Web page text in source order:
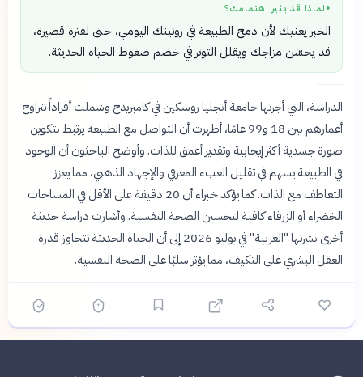
● لماذا قد يثير اهتمامك؟
الخبر يعنيك لأن دمج الطبيعة في روتينك اليومي، حتى لفترة قصيرة،
قد يحسّن مزاجك ويقلل التوتر في خضم ضغوط الحياة الحديثة.
الدراسة، التي أجرتها جامعة أنجليا روسكين في كامبريدج وشملت أفراداً تتراوح
أعمارهم بين 18 و99 عامًا، أظهرت أن التواصل مع الطبيعة يرتبط بتكوين
صورة جسدية أكثر إيجابية وتقدير أعمق للذات. وأوضح الباحثون أن الوجود
في الطبيعة يسهم في تقليل العبء المعرفي والإجهاد الذهني، مما يعزز
التعاطف مع الذات. كما يؤكد خبراء أن 20 دقيقة على الأقل في المساحات
الخضراء أو الزرقاء كافية لتحسين الصحة النفسية. وأشارت دراسة حديثة
أخرى نشرتها "العربية" في يوليو 2026 إلى أن الحياة الحديثة تتجاوز قدرة
العقل البشري على التكيف، مما يؤثر سلبًا على الصحة النفسية.